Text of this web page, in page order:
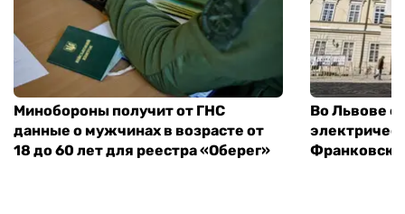
Минобороны получит от ГНС
данные о мужчинах в возрасте от
18 до 60 лет для реестра «Оберег»
Во Львове